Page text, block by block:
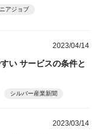
アジョブ
2023/04/14
い サービスの条件と
シルバー産業新聞
2023/03/14